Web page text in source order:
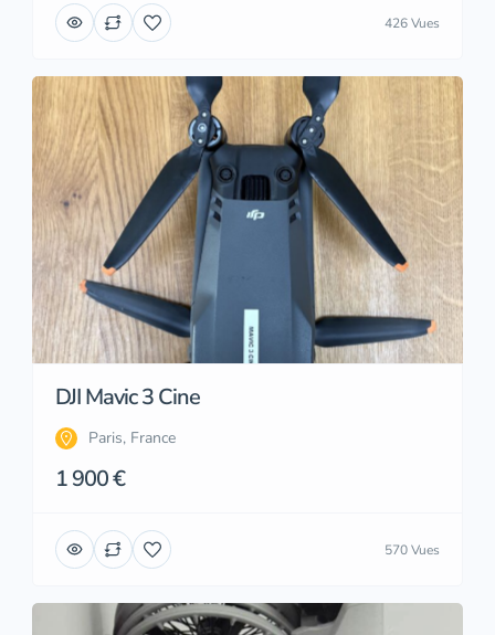
426 Vues
DJI Mavic 3 Cine
Paris, France
1 900 €
570 Vues